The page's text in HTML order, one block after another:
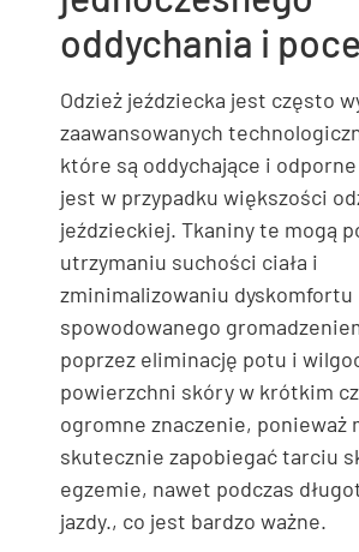
oddychania i
Odzież jeździecka jest często
zaawansowanych
które są oddychające i
jest w przypadku większości
jeździeckiej. Tkaniny te mogą
utrzymaniu suchości ciała i
zminimalizowaniu dyskomfortu
spowodowanego
poprzez eliminację potu i
powierzchni skóry w krótkim
ogromne znaczenie, ponieważ
skutecznie zapobiegać tarciu
egzemie, nawet podczas
jazdy., co jest bardzo ważne.